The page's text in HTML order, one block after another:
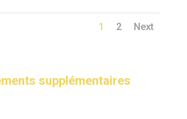
1 2 Next
supplémentaires